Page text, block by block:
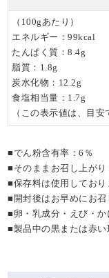
（100gあたり）
エネルギー：99kcal
たんぱく質：8.4g
脂質：1.8g
炭水化物：12.2g
食塩相当量：1.7g
（この表示値は、目安
■でん粉含有率：6％
■そのままお召し上がり
■保存料は使用しており
■開封後はお早めにお召
■卵・乳成分・えび・か
■製品中の黒または赤い